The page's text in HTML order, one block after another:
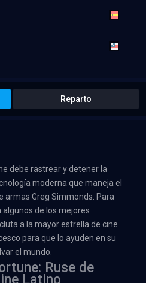
Reparto
debe rastrear y detener la
moderna que maneja el
armas Greg Simmonds. Para
de los mejores
a la mayor estrella de cine
para que lo ayuden en su
el mundo.
Ruse de
Latino